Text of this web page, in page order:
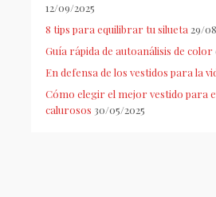
12/09/2025
8 tips para equilibrar tu silueta 29/
Guía rápida de autoanálisis de color
En defensa de los vestidos para la
Cómo elegir el mejor vestido para
calurosos 30/05/2025